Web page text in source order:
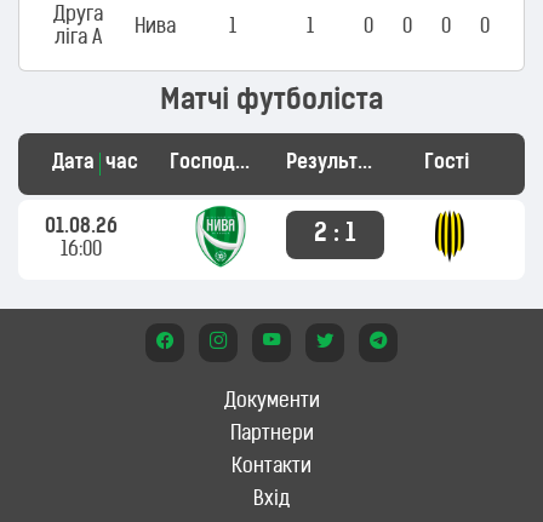
Друга
ліга А
Нива 1 1 0 0 0 0
Матчі футболіста
Дата час Господарі Результат Гості
01.08.26
16:00
2 : 1
Документи
Партнери
Контакти
Вхід